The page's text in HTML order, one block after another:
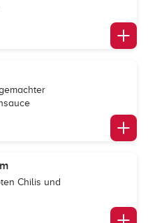
Chilis und